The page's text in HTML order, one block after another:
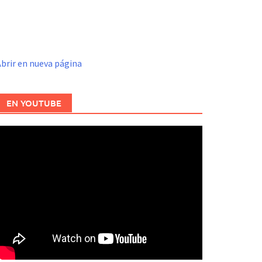
en nueva página
EN YOUTUBE